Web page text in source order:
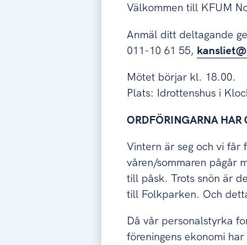
Välkommen till KFUM
Anmäl ditt deltagande
011-10 61 55,
Mötet börjar kl. 18.00.
Plats: Idrottenshus i
ORDFÖRINGARNA HAR
Vintern är seg och vi får
våren/sommaren pågår
till påsk. Trots snön är
till Folkparken. Och
Då vår personalstyrka
föreningens ekonomi